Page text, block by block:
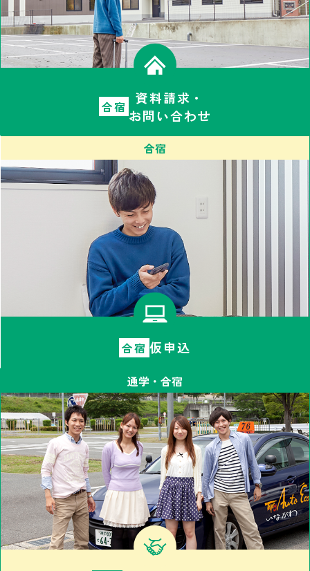
合宿
資料請求・
お問い合わせ
合宿
合宿 仮申込
通学・合宿